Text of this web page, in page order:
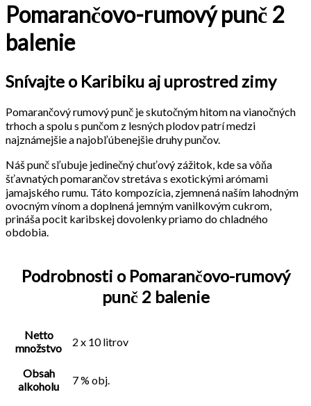
Pomarančovo-rumový punč 2
balenie
Snívajte o Karibiku aj uprostred zimy
Pomarančový rumový punč je skutočným hitom na vianočných
trhoch a spolu s punčom z lesných plodov patrí medzi
najznámejšie a najobľúbenejšie druhy punčov.
Náš punč sľubuje jedinečný chuťový zážitok, kde sa vôňa
šťavnatých pomarančov stretáva s exotickými arómami
jamajského rumu. Táto kompozícia, zjemnená naším lahodným
ovocným vínom a doplnená jemným vanilkovým cukrom,
prináša pocit karibskej dovolenky priamo do chladného
obdobia.
Podrobnosti o Pomarančovo-rumový
punč 2 balenie
Netto
množstvo
2 x 10 litrov
Obsah
alkoholu
7 % obj.